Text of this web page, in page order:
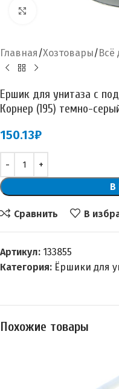
Главная Хозтовары Всё
Ершик для унитаза с
Корнер (195) темно-
150.13₽
В
Сравнить В
Артикул: 133855
Категория: Ёршики для
Похожие товары